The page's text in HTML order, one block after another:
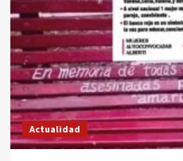
Actualidad